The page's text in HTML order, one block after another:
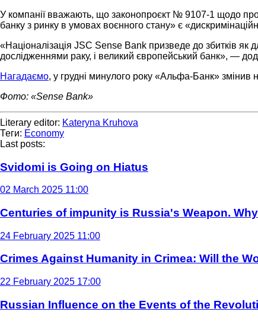
У компанії вважають, що законопроєкт № 9107-1 щодо
банку з ринку в умовах воєнного стану» є
«Націоналізація JSC Sense Bank призведе до збитків як
дослідженнями раку, і великий європейський банк», —
Нагадаємо, у грудні минулого року «Альфа-Банк»
Фото: «Sense Bank»
Literary editor: Kateryna Kruhova
Теги: Economy
Last posts:
Svidomi is Going on Hiatus
02 March 2025 11:00
Centuries of impunity is Russia's Weapon.
24 February 2025 11:00
Crimes Against Humanity in Crimea: Will the
22 February 2025 17:00
Russian Influence on the Events of the